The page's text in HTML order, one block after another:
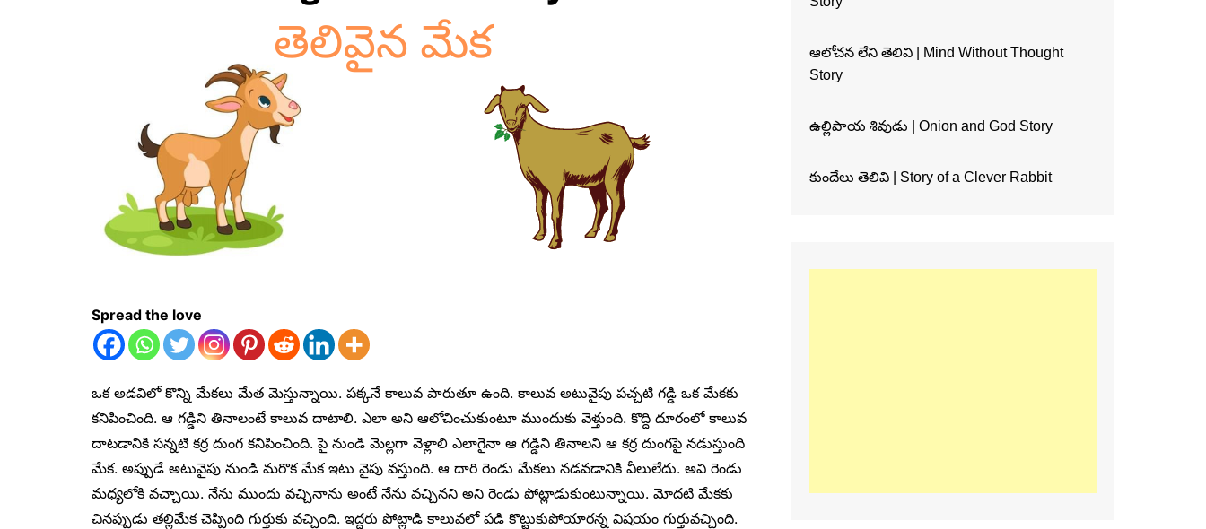
Spread the love
ఒక అడవిలో కొన్ని మేకలు మేత మెస్తున్నాయి. పక్కనే కాలువ పారుతూ ఉంది. కాలువ అటువైపు పచ్చటి గడ్డి ఒక మేకకు
కనిపించింది. ఆ గడ్డిని తినాలంటే కాలువ దాటాలి. ఎలా అని ఆలోచించుకుంటూ ముందుకు వెళ్తుంది. కొద్ది దూరంలో కాలువ
దాటడానికి సన్నటి కర్ర దుంగ కనిపించింది. పై నుండి మెల్లగా వెళ్లాలి ఎలాగైనా ఆ గడ్డిని తినాలని ఆ కర్ర దుంగపై నడుస్తుంది
మేక. అప్పుడే అటువైపు నుండి మరొక మేక ఇటు వైపు వస్తుంది. ఆ దారి రెండు మేకలు నడవడానికి వీలులేదు. అవి రెండు
మధ్యలోకి వచ్చాయి. నేను ముందు వచ్చినాను అంటే నేను వచ్చినని అని రెండు పోట్లాడుకుంటున్నాయి. మోదటి మేకకు
చినప్పుడు తల్లిమేక చెప్పింది గుర్తుకు వచ్చింది. ఇద్దరు పోట్లాడి కాలువలో పడి కొట్టుకుపోయారన్న విషయం గుర్తువచ్చింది.
ఆలోచన లేని తెలివి | Mind Without Thought
Story
ఉల్లిపాయ శివుడు | Onion and God Story
కుందేలు తెలివి | Story of a Clever Rabbit